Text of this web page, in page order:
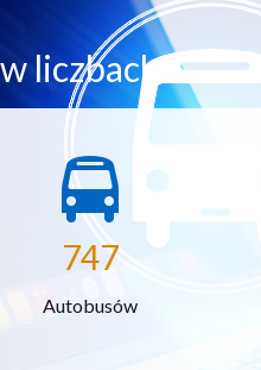
liczbach
747
Autobusów